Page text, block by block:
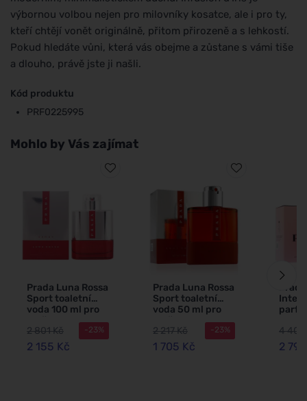
výbornou volbou nejen pro milovníky kosatce, ale i pro ty,
kteří chtějí vonět originálně, přitom přirozeně a s lehkostí.
Pokud hledáte vůni, která vás obejme a zůstane s vámi tiše
a dlouho, právě jste ji našli.
Kód produktu
PRF0225995
Mohlo by Vás zajímat
Prada Luna Rossa
Sport toaletní
voda 100 ml pro
2 801 Kč
2 155 Kč
-23%
Prada Luna Rossa
Sport toaletní
voda 50 ml pro
2 217 Kč
1 705 Kč
-23%
ml
flakón
4 400
2